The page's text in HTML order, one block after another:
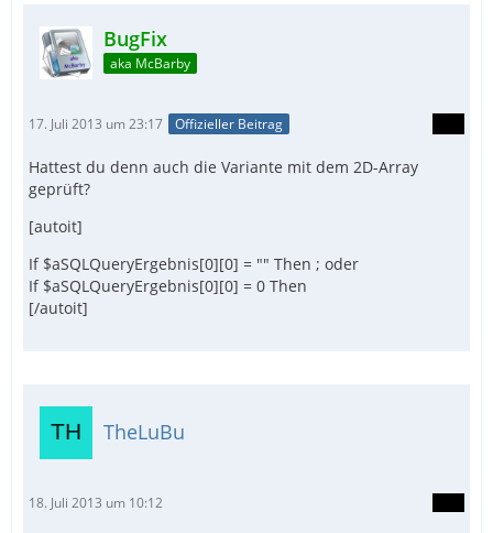
BugFix
aka McBarby
17. Juli 2013 um 23:17 Offizieller Beitrag
Hattest du denn auch die Variante mit dem 2D-Array
geprüft?
[autoit]
If $aSQLQueryErgebnis[0][0] = "" Then ; oder
If $aSQLQueryErgebnis[0][0] = 0 Then
[/autoit]
TheLuBu
18. Juli 2013 um 10:12